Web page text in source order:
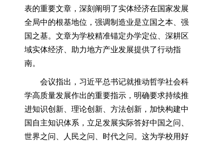
表的重要文章，深刻阐明了实体经济在国家发展
全局中的根基地位，强调制造业是立国之本、强
国之基。文章为学校精准锚定办学定位、深耕区
域实体经济、助力地方产业发展提供了行动指
南。
会议指出，习近平总书记就推动哲学社会科
学高质量发展作出的重要指示，明确要求持续推
进知识创新、理论创新、方法创新，加快构建中
国自主知识体系，立足发展实际答好中国之问、
世界之问、人民之问、时代之问。这为学校用好